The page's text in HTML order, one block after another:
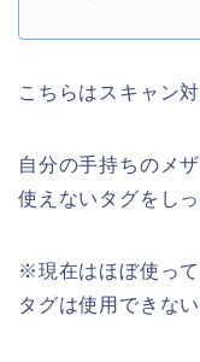
こちらはスキャン
自分の手持ちのメ
使えないタグをし
※現在はほぼ使っ
タグは使用できな